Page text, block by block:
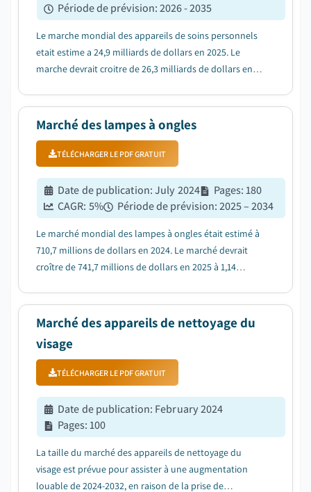
Période de prévision:2026 - 2035
Le marche mondial des appareils de soins personnels
etait estime a 24,9 milliards de dollars en 2025. Le
marche devrait croitre de 26,3 milliards de dollars en
Marché des lampes à ongles
TÉLÉCHARGER LE PDF GRATUIT
Date de publication:July 2024 Pages:180
CAGR: 5% Période de prévision:2025 – 2034
Le marché mondial des lampes à ongles était estimé à
710,7 millions de dollars en 2024. Le marché devrait
croître de 741,7 millions de dollars en 2025 à 1,14
Inc....
Marché des appareils de nettoyage du
visage
TÉLÉCHARGER LE PDF GRATUIT
Date de publication: February 2024
Pages:100
La taille du marché des appareils de nettoyage du
visage est prévue pour assister à une augmentation
louable de 2024-2032, en raison de la prise de